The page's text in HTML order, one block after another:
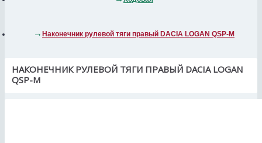
Наконечник рулевой тяги правый DACIA LOGAN QSP-M
НАКОНЕЧНИК РУЛЕВОЙ ТЯГИ ПРАВЫЙ DACIA LOGAN
QSP-M